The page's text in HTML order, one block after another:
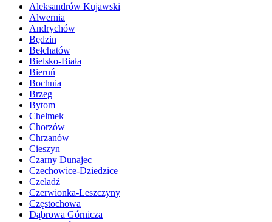
Aleksandrów Kujawski
Alwernia
Andrychów
Będzin
Bełchatów
Bielsko-Biała
Bieruń
Bochnia
Brzeg
Bytom
Chełmek
Chorzów
Chrzanów
Cieszyn
Czarny Dunajec
Czechowice-Dziedzice
Czeladź
Czerwionka-Leszczyny
Częstochowa
Dąbrowa Górnicza